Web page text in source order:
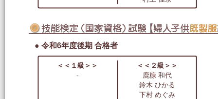
● 令和6年度後期 合格者
＜＜１級＞＞
＜＜２級＞＞
-
鹿糠 和代
鈴木 ひかる
下村 めぐみ